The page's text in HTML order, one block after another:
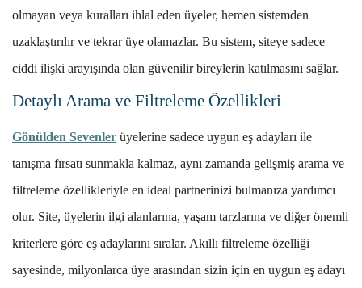
olmayan veya kuralları ihlal eden üyeler, hemen sistemden
uzaklaştırılır ve tekrar üye olamazlar. Bu sistem, siteye sadece
ciddi ilişki arayışında olan güvenilir bireylerin katılmasını sağlar.
Detaylı Arama ve Filtreleme Özellikleri
Gönülden Sevenler üyelerine sadece uygun eş adayları ile
tanışma fırsatı sunmakla kalmaz, aynı zamanda gelişmiş arama ve
filtreleme özellikleriyle en ideal partnerinizi bulmanıza yardımcı
olur. Site, üyelerin ilgi alanlarına, yaşam tarzlarına ve diğer önemli
kriterlere göre eş adaylarını sıralar. Akıllı filtreleme özelliği
sayesinde, milyonlarca üye arasından sizin için en uygun eş adayı